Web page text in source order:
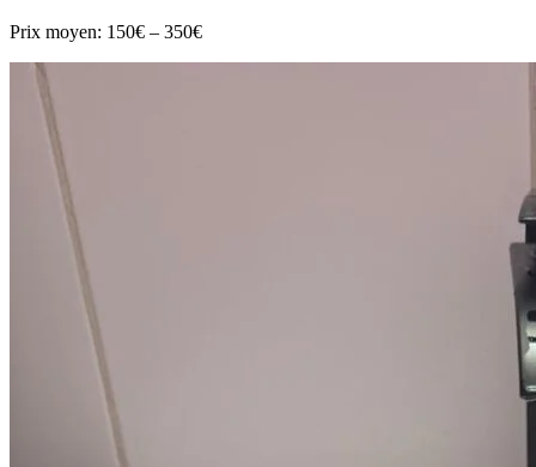
Prix moyen: 150€ – 350€